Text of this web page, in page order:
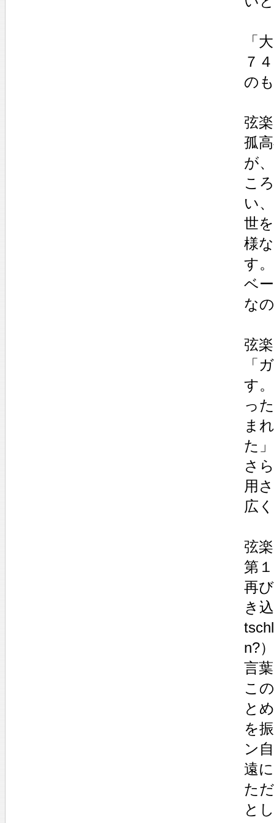
「
７
の
弦
孤
が
こ
い
世
様
す。
ベ
な
弦
「
す
っ
ま
た
さ
用
広
弦
第
再
き
n?
言
こ
と
を
ン
遠
た
と